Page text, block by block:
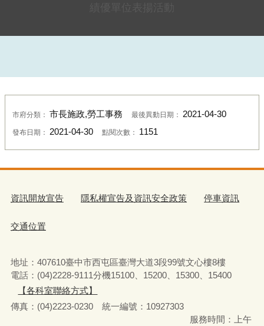
市府分類： 市長施政,勞工事務 最後異動日期： 2021-04-30
發布日期： 2021-04-30 點閱次數： 1151
資訊開放宣告 隱私權宣告及資訊安全政策 停車資訊
交通位置
地址：407610臺中市西屯區臺灣大道3段99號文心樓8樓
電話：(04)2228-9111分機15100、15200、15300、15400
【各科室聯絡方式】
傳真：(04)2223-0230 統一編號 ： 10927303
服務時間：上午